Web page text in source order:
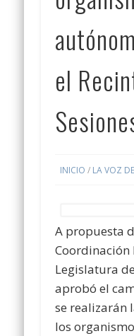
el
INICIO / LA VOZ
A propuesta
Coordinación
Legislatura
aprobó el
se realizarán
los